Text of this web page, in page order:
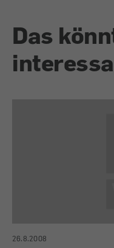
Das
26.8.2008